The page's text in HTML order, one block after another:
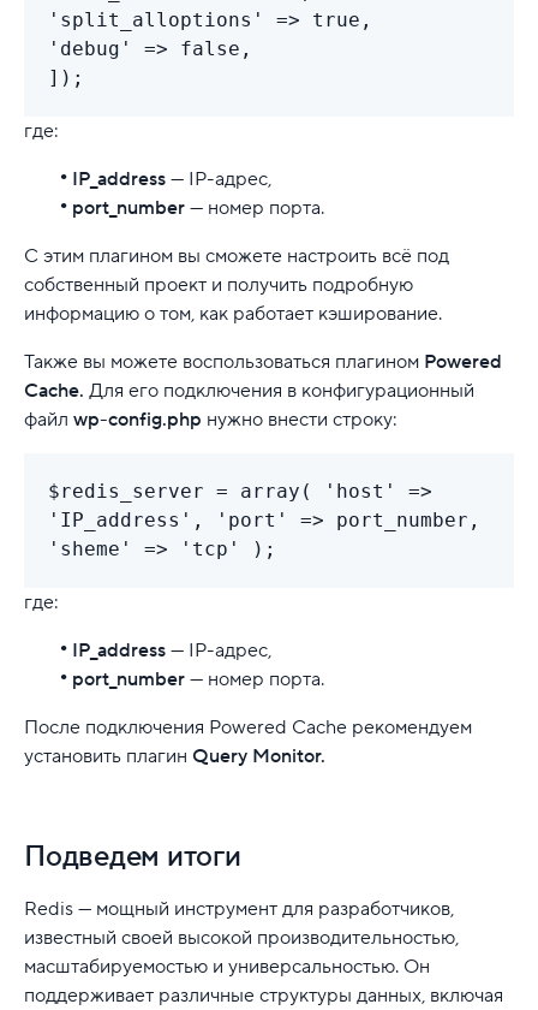
'split_alloptions' => true,
'debug' => false,
]);
где:
IP_address — IP-адрес,
port_number — номер порта.
С этим плагином вы сможете настроить всё под
собственный проект и получить подробную
информацию о том, как работает кэширование.
Также вы можете воспользоваться плагином Powered
Cache. Для его подключения в конфигурационный
файл wp-config.php нужно внести строку:
$redis_server = array( 'host' =>
'IP_address', 'port' => port_number,
'sheme' => 'tcp' );
где:
IP_address — IP-адрес,
port_number — номер порта.
После подключения Powered Cache рекомендуем
установить плагин Query Monitor.
Подведем итоги
Redis — мощный инструмент для разработчиков,
известный своей высокой производительностью,
масштабируемостью и универсальностью. Он
поддерживает различные структуры данных, включая